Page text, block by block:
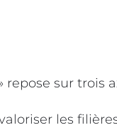
sur trois
les